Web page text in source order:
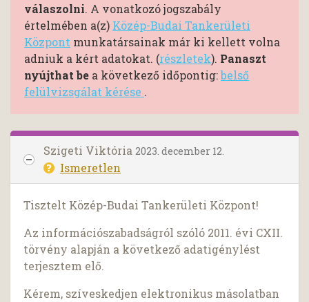
válaszolni. A vonatkozó jogszabály
értelmében a(z) Közép-Budai Tankerületi
Központ munkatársainak már ki kellett volna
adniuk a kért adatokat. (részletek). Panaszt
nyújthat be a következő időpontig:belső
felülvizsgálat kérése .
Szigeti Viktória 2023. december 12.
Ismeretlen
Tisztelt Közép-Budai Tankerületi Központ!
Az információszabadságról szóló 2011. évi CXII.
törvény alapján a következő adatigénylést
terjesztem elő.
Kérem, szíveskedjen elektronikus másolatban